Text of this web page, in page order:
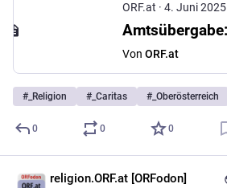
ORF.at · 4. Juni 2025
Von ORF.at
# _Religion # _Caritas # _Oberösterreich
0 0 0
religion.ORF.at [ORFodon]